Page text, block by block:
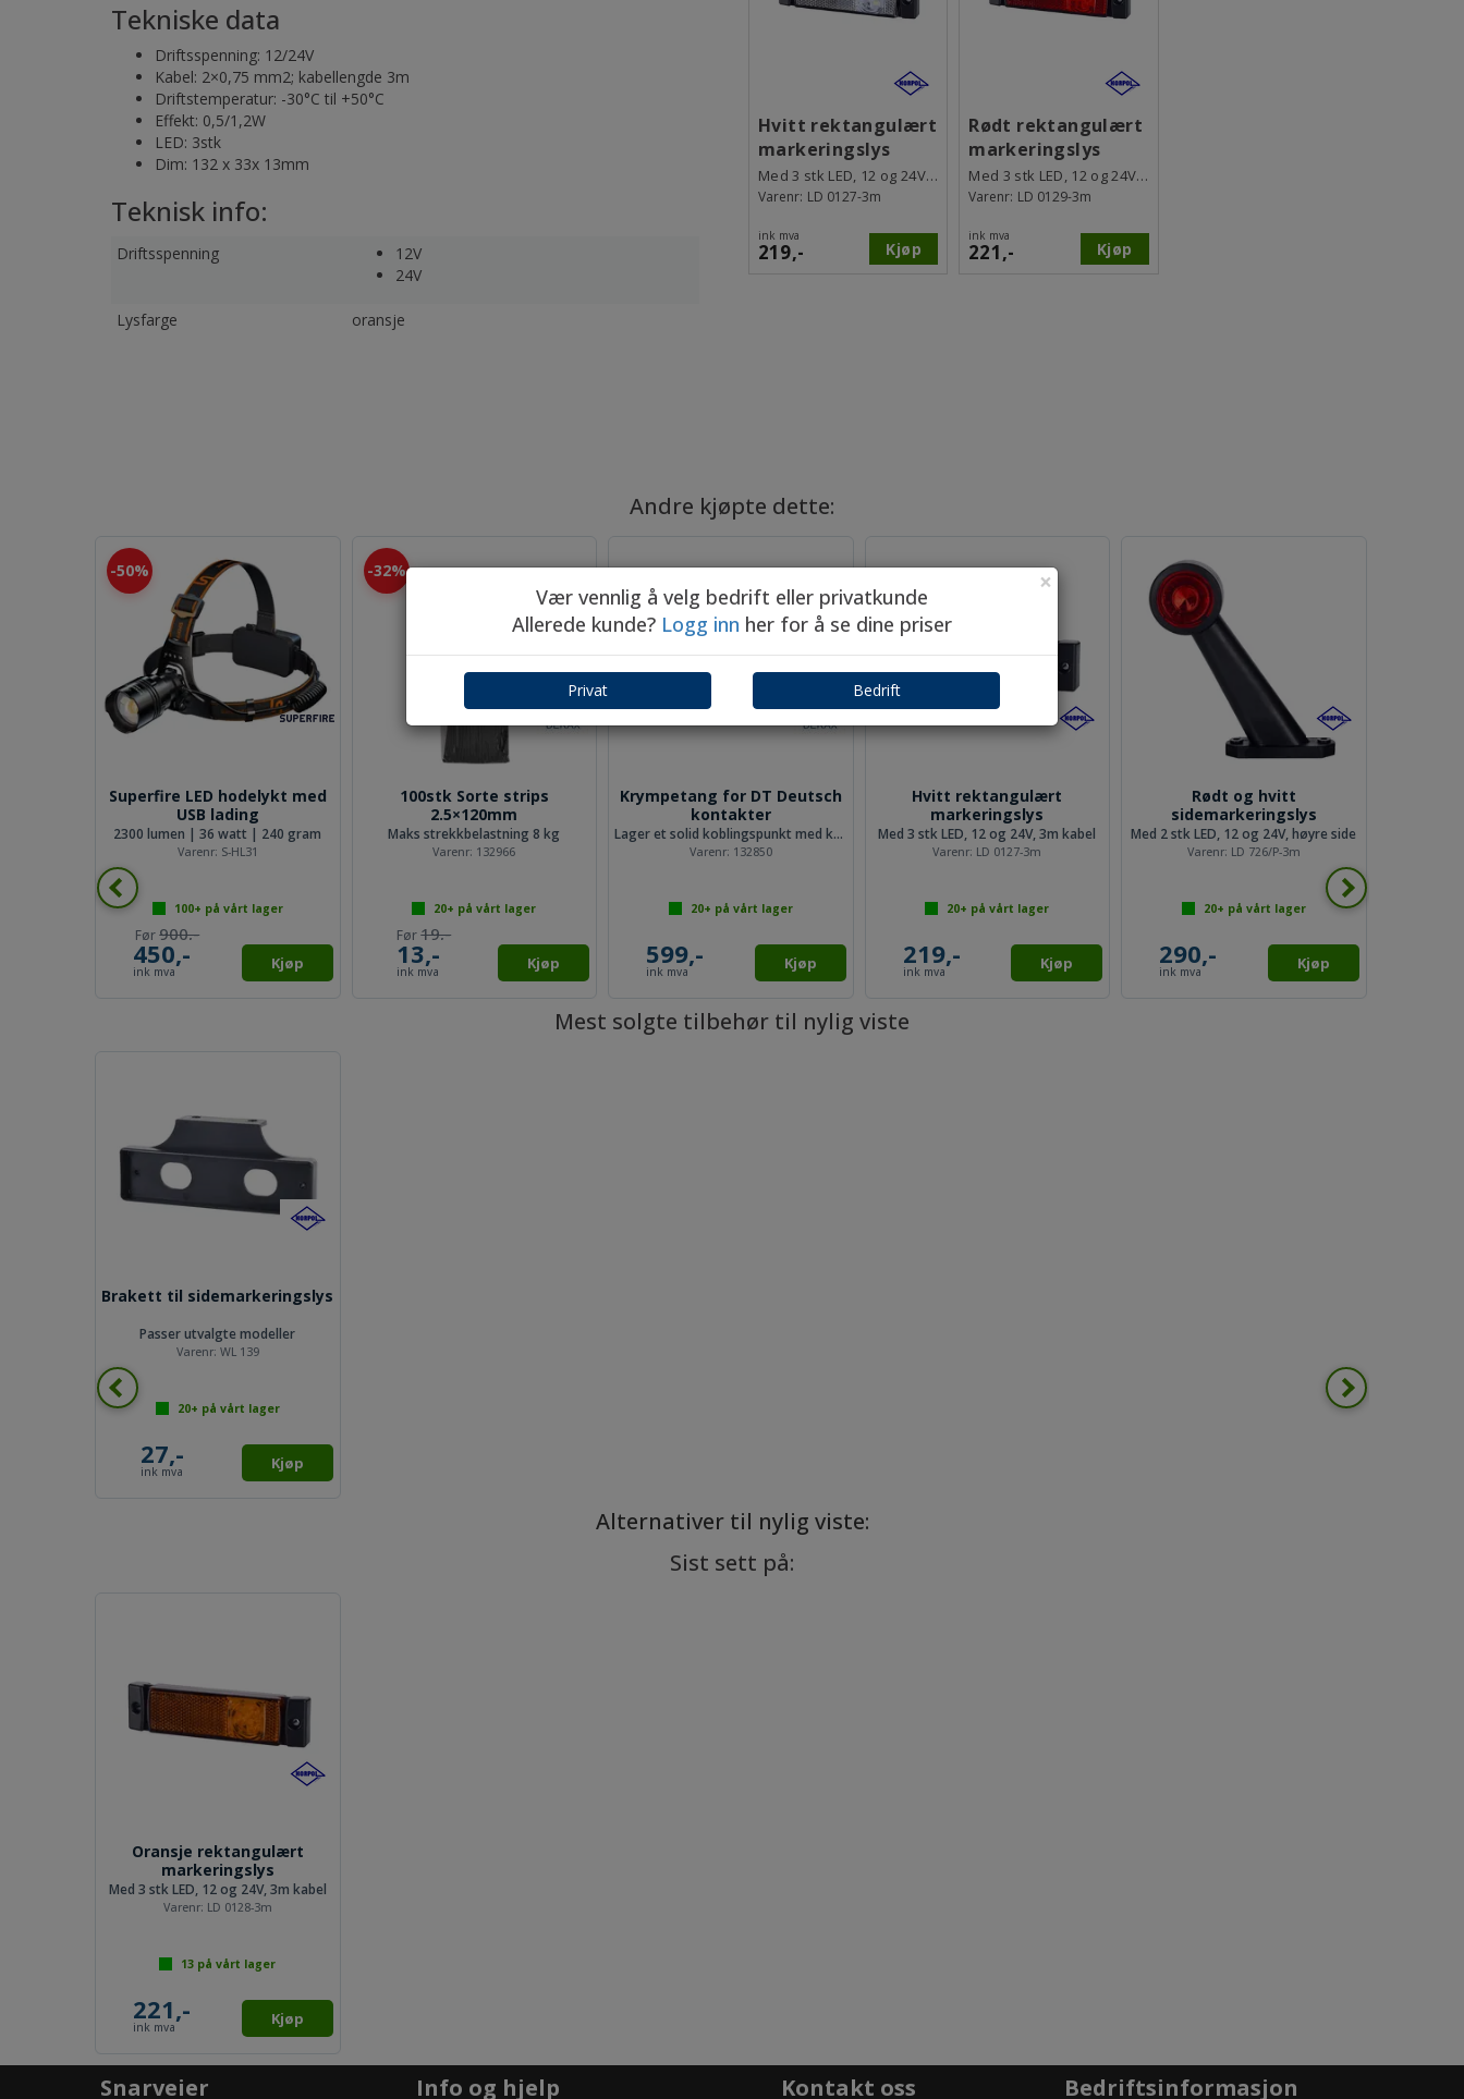
Tekniske data
Driftsspenning: 12/24V
Kabel: 2×0,75 mm2; kabellengde 3m
Driftstemperatur: -30°C til +50°C
Effekt: 0,5/1,2W
LED: 3stk
Dim: 132 x 33x 13mm
Teknisk info:
Driftsspenning
12V
24V
Lysfarge oransje
Hvitt rektangulært
markeringslys
Med 3 stk LED, 12 og 24V, 3m kabel
Varenr: LD 0127-3m
ink mva
219,- Kjøp
Rødt rektangulært
markeringslys
Med 3 stk LED, 12 og 24V, 3m kabel
Varenr: LD 0129-3m
ink mva
221,- Kjøp
Andre kjøpte dette:
50%
Superfire LED hodelykt med
USB lading
2300 lumen | 36 watt | 240 gram
Varenr: S-HL31
900,-
450,-
ink mva
100+ på vårt lager
Kjøp
32%
100stk Sorte strips
2.5×120mm
Maks strekkbelastning 8 kg
Varenr: 132966
19,-
13,-
ink mva
20+ på vårt lager
Kjøp
Krympetang for DT Deutsch
kontakter
Lager et solid koblingspunkt med krymp
Varenr: 132850
599,-
ink mva
20+ på vårt lager
Kjøp
Hvitt rektangulært
markeringslys
Med 3 stk LED, 12 og 24V, 3m kabel
Varenr: LD 0127-3m
219,-
ink mva
20+ på vårt lager
Kjøp
Rødt og hvitt
sidemarkeringslys
Med 2 stk LED, 12 og 24V, høyre side
Varenr: LD 726/P-3m
290,-
ink mva
20+ på vårt lager
Kjøp
Mest solgte tilbehør til nylig viste
Brakett til sidemarkeringslys
Passer utvalgte modeller
Varenr: WL 139
27,-
ink mva
20+ på vårt lager
Kjøp
Alternativer til nylig viste:
Sist sett på:
Oransje rektangulært
markeringslys
Med 3 stk LED, 12 og 24V, 3m kabel
Varenr: LD 0128-3m
221,-
ink mva
13 på vårt lager
Kjøp
Snarveier Info og hjelp Kontakt oss Bedriftsinformasjon
×
Vær vennlig å velg bedrift eller privatkunde
Allerede kunde? Logg inn her for å se dine priser
Privat Bedrift